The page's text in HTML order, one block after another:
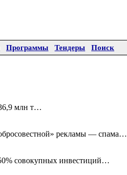
Программы Тендеры Поиск
36,9 млн т…
рекламы — спама…
50% совокупных инвестиций…